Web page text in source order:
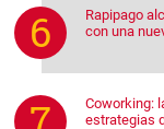
Rapipago
con una
Coworking:
estrategias